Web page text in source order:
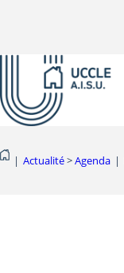
contenu
| Actualité > Agenda |